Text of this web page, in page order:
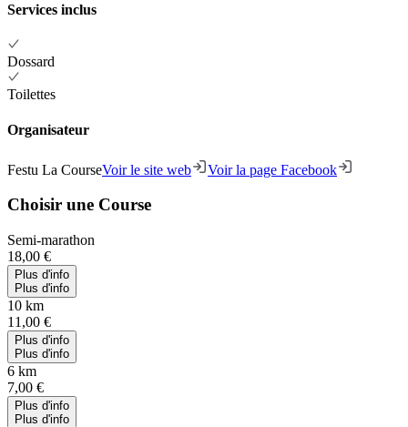
Services inclus
Dossard
Toilettes
Organisateur
Festu La CourseVoir le site web Voir la page Facebook
Choisir une Course
Semi-marathon
18,00 €
Plus d'info
Plus d'info
10 km
11,00 €
Plus d'info
Plus d'info
6 km
7,00 €
Plus d'info
Plus d'info